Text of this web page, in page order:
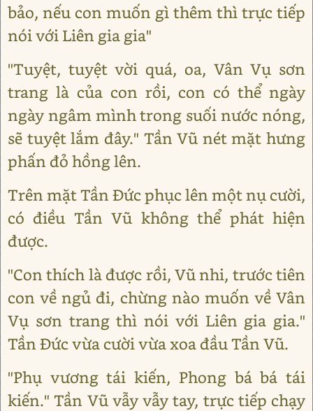
bảo, nếu con muốn gì thêm thì trực tiếp
nói với Liên gia gia"
"Tuyệt, tuyệt vời quá, oa, Vân Vụ sơn
trang là của con rồi, con có thể ngày
ngày ngâm mình trong suối nước nóng,
sẽ tuyệt lắm đây." Tần Vũ nét mặt hưng
phấn đỏ hồng lên.
Trên mặt Tần Đức phục lên một nụ cười,
có điều Tần Vũ không thể phát hiện
được.
"Con thích là được rồi, Vũ nhi, trước tiên
con về ngủ đi, chừng nào muốn về Vân
Vụ sơn trang thì nói với Liên gia gia."
Tần Đức vừa cười vừa xoa đầu Tần Vũ.
"Phụ vương tái kiến, Phong bá bá tái
kiến." Tần Vũ vẫy vẫy tay, trực tiếp chạy